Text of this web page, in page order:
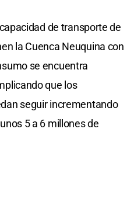
de transporte de
la Cuenca Neuquina con
se encuentra
que los
seguir incrementando
5 a 6 millones de